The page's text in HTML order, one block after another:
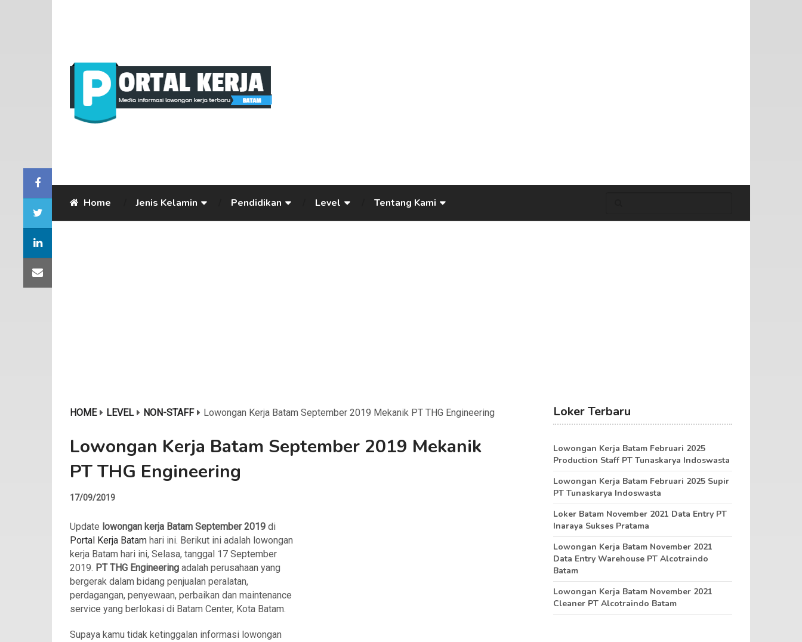
Home Jenis Kelamin Pendidikan Level Tentang Kami
HOME LEVEL NON-STAFF Lowongan Kerja Batam September 2019 Mekanik PT THG Engineering
Lowongan Kerja Batam September 2019 Mekanik
PT THG Engineering
17/09/2019
Update lowongan kerja Batam September 2019 di
Portal Kerja Batam hari ini. Berikut ini adalah lowongan
kerja Batam hari ini, Selasa, tanggal 17 September
2019. PT THG Engineering adalah perusahaan yang
bergerak dalam bidang penjualan peralatan,
perdagangan, penyewaan, perbaikan dan maintenance
service yang berlokasi di Batam Center, Kota Batam.
Supaya kamu tidak ketinggalan informasi lowongan
Loker Terbaru
Lowongan Kerja Batam Februari 2025
Production Staff PT Tunaskarya Indoswasta
Lowongan Kerja Batam Februari 2025 Supir
PT Tunaskarya Indoswasta
Loker Batam November 2021 Data Entry PT
Inaraya Sukses Pratama
Lowongan Kerja Batam November 2021
Data Entry Warehouse PT Alcotraindo
Batam
Lowongan Kerja Batam November 2021
Cleaner PT Alcotraindo Batam